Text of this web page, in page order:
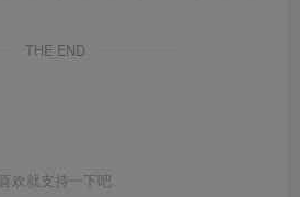
THE END
喜欢就支持一下吧